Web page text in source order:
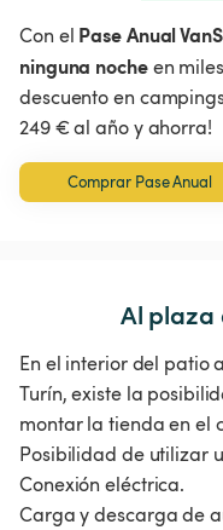
Con el Pase Anual
ninguna nocheen
descuento en
249 € al año y ahorra!
Comprar Pase Anual
Al plaza
En el interior del patio
Turín, existe la
montar la tienda en el
Posibilidad de utilizar
Conexión eléctrica.
Carga y descarga de